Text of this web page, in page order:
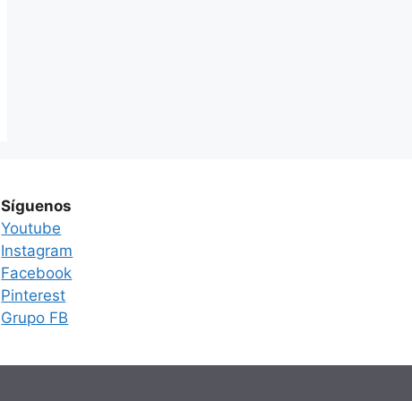
Síguenos
Youtube
Instagram
Facebook
Pinterest
Grupo FB